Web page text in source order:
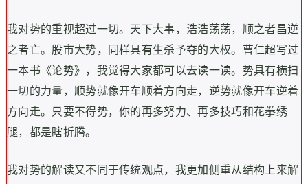
我对势的重视超过一切。天下大事，浩浩荡荡，顺之者昌逆
之者亡。股市大势，同样具有生杀予夺的大权。曹仁超写过
一本书《论势》，我觉得大家都可以去读一读。势具有横扫
一切的力量，顺势就像开车顺着方向走，逆势就像开车逆着
方向走。只要不得势，你的再多努力、再多技巧和花拳绣
腿，都是瞎折腾。
我对势的解读又不同于传统观点，我更加侧重从结构上来解